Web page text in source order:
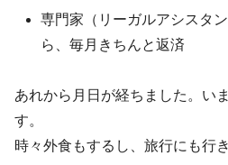
専門家（リーガルアシスタ
ら、毎月きちんと返済
あれから月日が経ちました。い
す。
時々外食もするし、旅行にも行き